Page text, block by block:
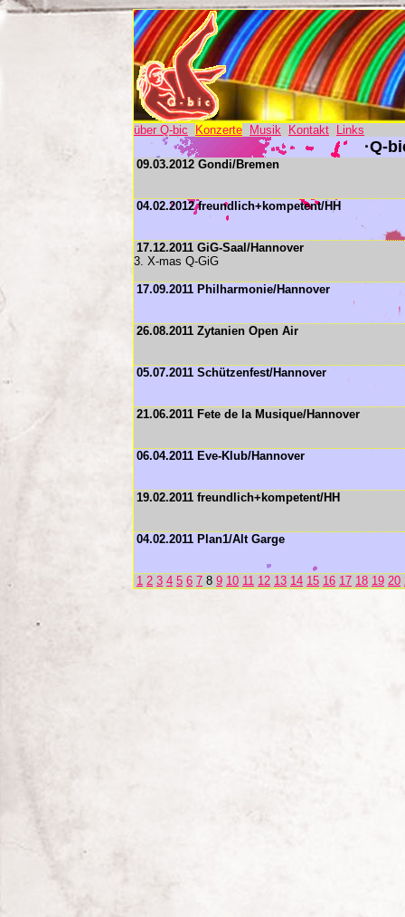
über Q-bic Konzerte Musik Kontakt Links
·Q-
09.03.2012 Gondi/Bremen
04.02.2012 freundlich+kompetent/HH
17.12.2011 GiG-Saal/Hannover
3. X-mas Q-GiG
17.09.2011 Philharmonie/Hannover
26.08.2011 Zytanien Open Air
05.07.2011 Schützenfest/Hannover
21.06.2011 Fete de la Musique/Hannover
06.04.2011 Eve-Klub/Hannover
19.02.2011 freundlich+kompetent/HH
04.02.2011 Plan1/Alt Garge
1 2 3 4 5 6 7 8 9 10 11 12 13 14 15 16 17 18 19 20